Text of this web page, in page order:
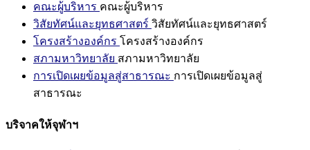
คณะผู้บริหาร คณะผู้บริหาร
วิสัยทัศน์และยุทธศาสตร์ วิสัยทัศน์และยุทธศาสตร์
โครงสร้างองค์กร โครงสร้างองค์กร
สภามหาวิทยาลัย สภามหาวิทยาลัย
การเปิดเผยข้อมูลสู่สาธารณะ การเปิดเผยข้อมูลสู่
สาธารณะ
บริจาคให้จุฬาฯ